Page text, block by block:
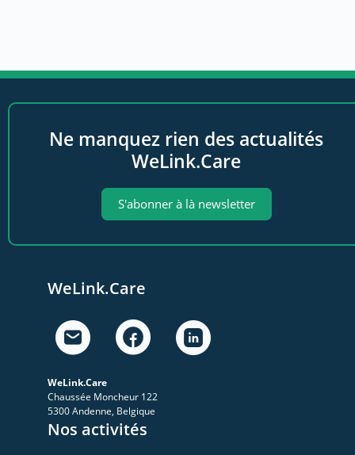
Ne manquez rien des actualités
WeLink.Care
S'abonner à là newsletter
WeLink.Care
WeLink.Care
Chaussée Moncheur 122
5300 Andenne, Belgique
Nos activités